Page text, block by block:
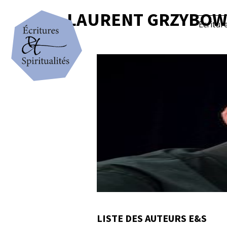
LAURENT
LISTE DES AUTEURS E&S